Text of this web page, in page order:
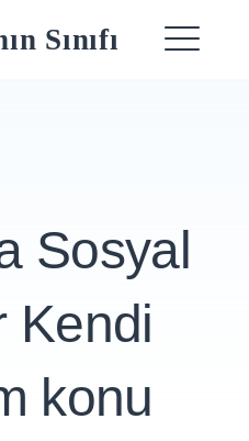
Sınıfı
Sosyal
Kendi
konu